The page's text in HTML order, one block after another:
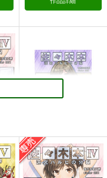
佐々木本
雪だるま工房